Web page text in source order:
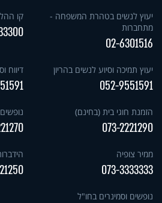
יעוץ לנשים בטהרת המשפחה -
מתחברות
02-6301516
קו
יעוץ תמיכה וסיוע לנשים בהריון
052-9551591
דיווח
הזמנת חוגי בית (בחינם)
073-2221290
נופשים
ממיר צופיה
073-3333333
נופשים וסמינרים בחו"ל